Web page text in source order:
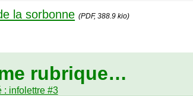
la sorbonne (PDF, 388.9 kio)
rubrique…
: infolettre #3